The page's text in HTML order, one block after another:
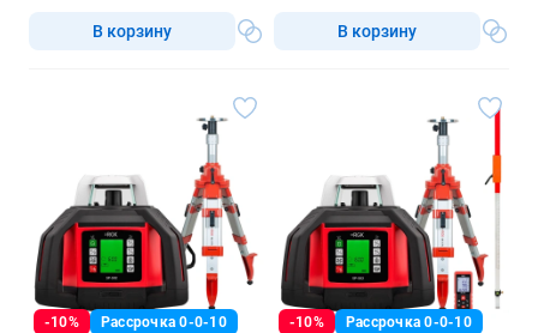
В корзину В корзину
-10% Рассрочка 0-0-10 -10% Рассрочка 0-0-10